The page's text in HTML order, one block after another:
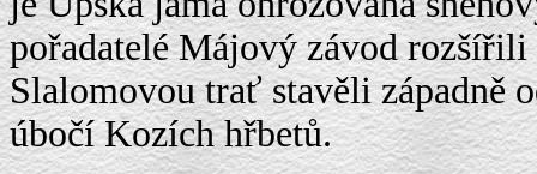
pořadatelé Májový závod
Slalomovou trať stavěli západně
úbočí Kozích hřbetů.